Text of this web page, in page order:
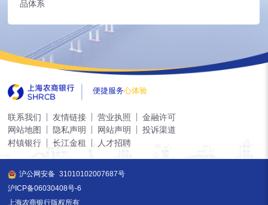
品体系
便捷服务心体验
联系我们 友情链接 营业执照
金融许可
网站地图
隐私声明 网站声明
投诉渠道
村镇银行
长江金租 人才招聘
沪公网安备 31010102007687号
沪ICP备06030408号-6
上海农商银行版权所有